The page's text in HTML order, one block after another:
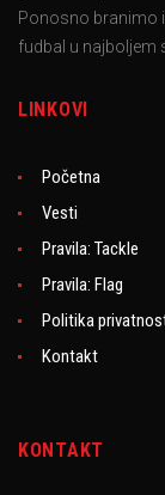
Ponosno branimo
fudbal u najboljem
LINKOVI
Početna
Vesti
Pravila: Tackle
Pravila: Flag
Politika
Kontakt
KONTAKT